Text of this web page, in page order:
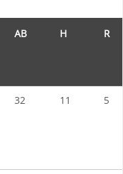
AB H R
32 11 5